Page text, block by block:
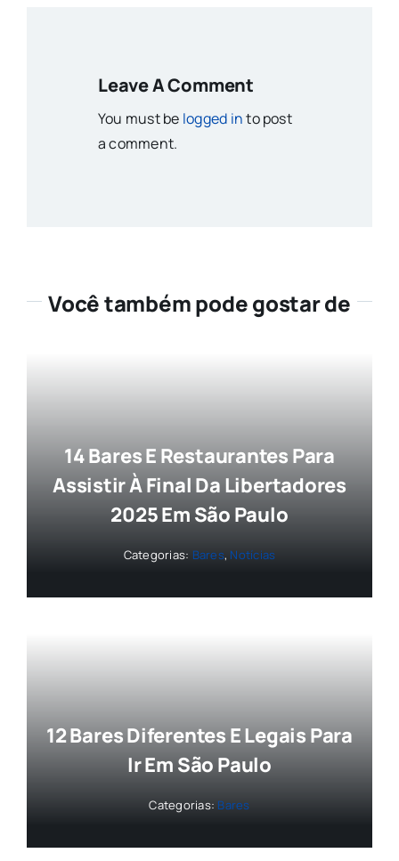
Leave A Comment
You must be logged into post
a comment.
Você também pode gostar de
14 Bares E Restaurantes Para
Assistir À Final Da Libertadores
2025 Em São Paulo
Categorias: Bares, Notícias
12 Bares Diferentes E Legais Para
Ir Em São Paulo
Categorias: Bares